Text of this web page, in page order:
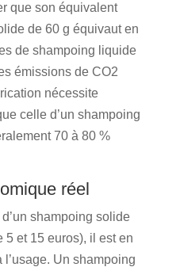
que son équivalent
de 60 g équivaut en
de shampoing liquide
émissions de CO2
nécessite
celle d’un shampoing
70 à 80 %
réel
shampoing solide
5 et 15 euros), il est en
Un shampoing